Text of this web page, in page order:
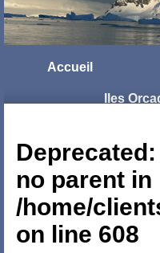
Accueil
Iles
Deprecated
no parent in
/home/
on line 608